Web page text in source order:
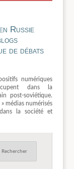
Russie
de débats
numériques
dans la
post-soviétique.
médias numérisés
la société et